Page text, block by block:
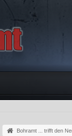
Bohramt ... trifft den